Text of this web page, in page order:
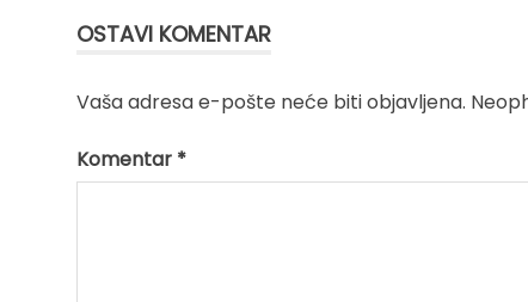
OSTAVI KOMENTAR
Vaša adresa e-pošte neće biti objavljena.
Komentar *